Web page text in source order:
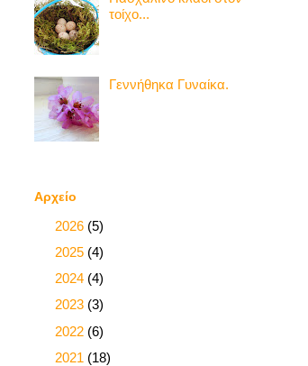
τοίχο...
Γεννήθηκα Γυναίκα.
Αρχείο
2026 (5)
2025 (4)
2024 (4)
2023 (3)
2022 (6)
2021 (18)